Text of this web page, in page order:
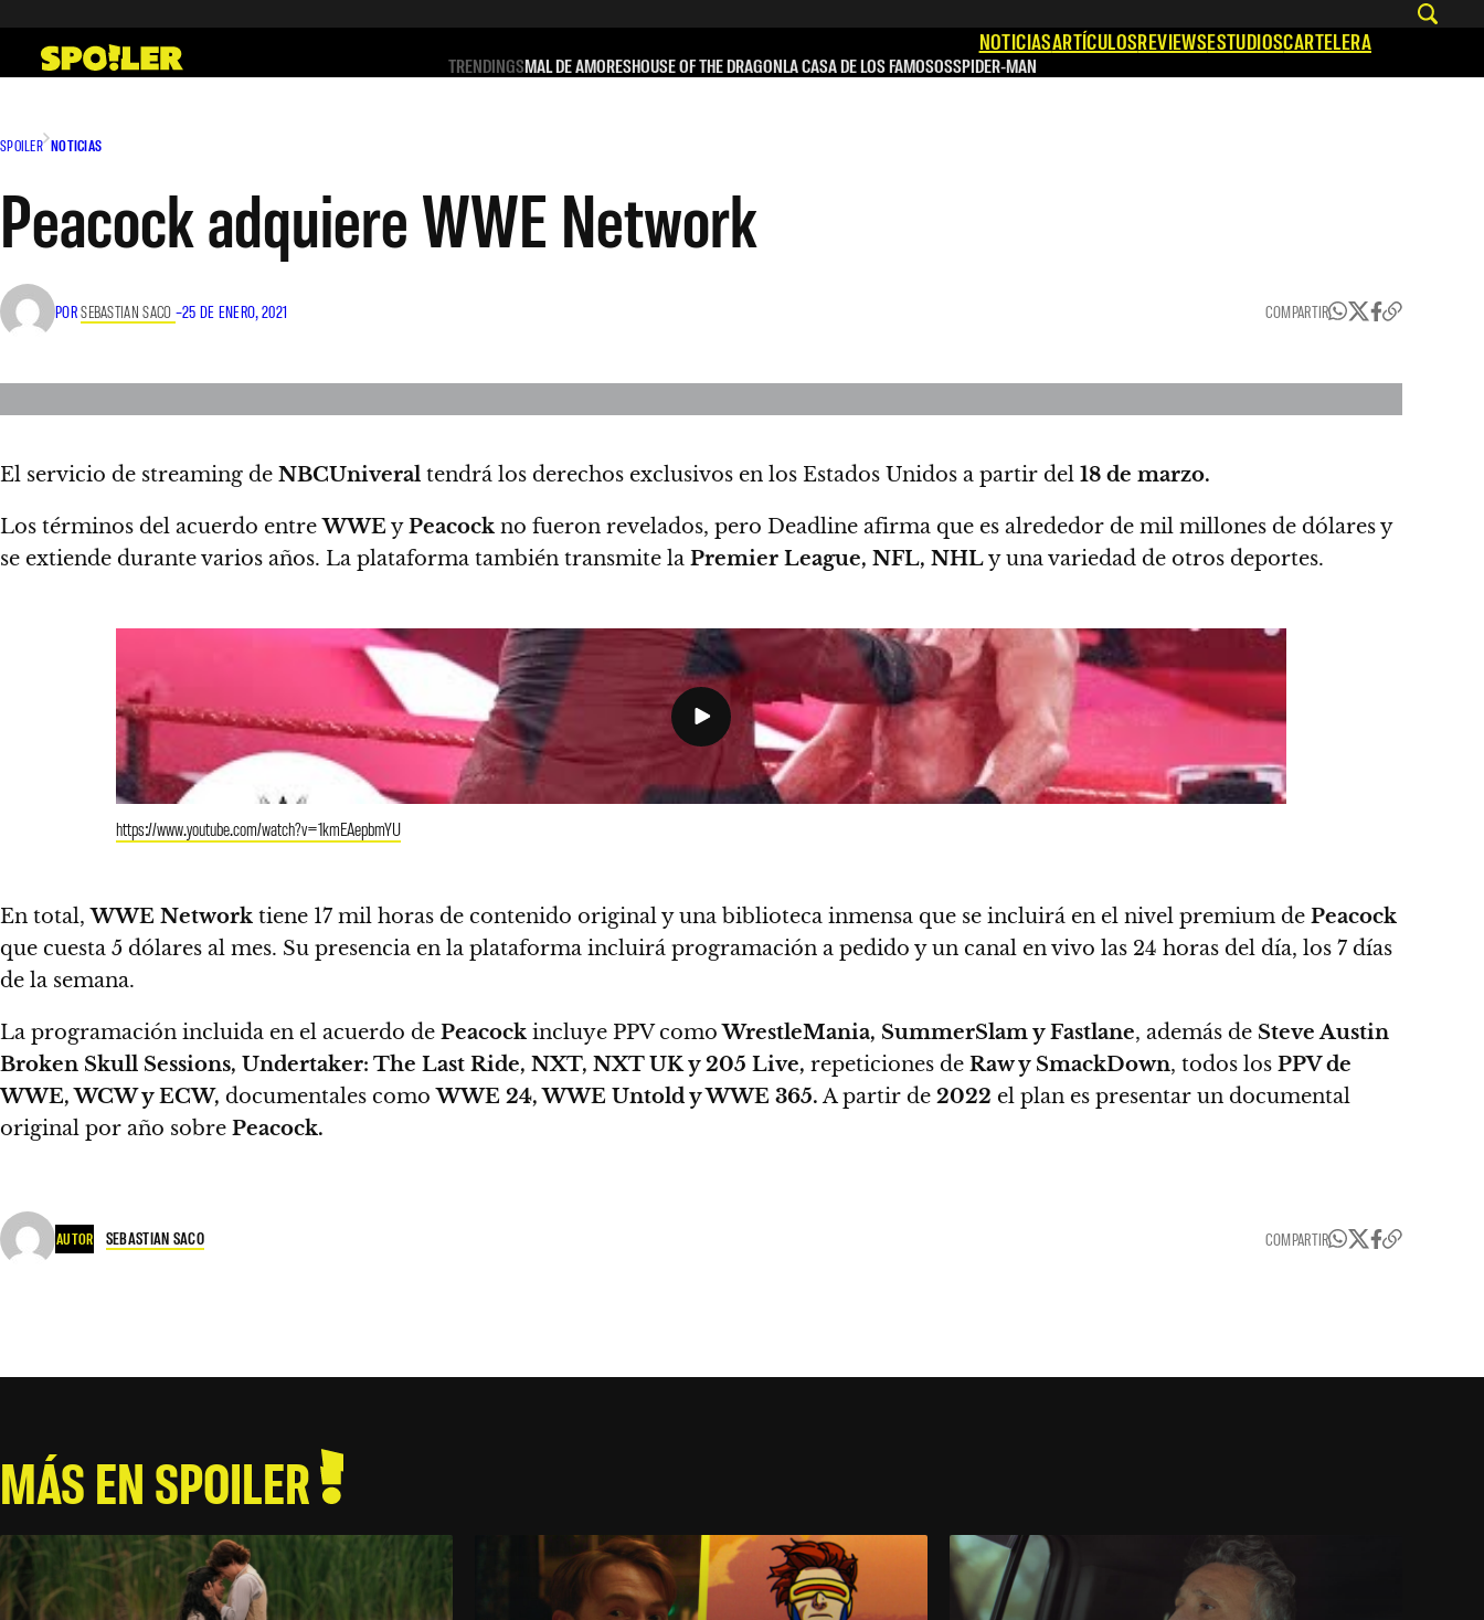
contenido
NOTICIASARTÍCULOSREVIEWSESTUDIOSCARTELERA
TRENDINGSMAL DE AMORESHOUSE OF THE DRAGONLA CASA DE LOS FAMOSOSSPIDER-MAN
SPOILER NOTICIAS
Peacock adquiere WWE Network
PORSEBASTIAN SACO –25 DE ENERO, 2021 COMPARTIR
El servicio de streaming de NBCUniveral tendrá los derechos exclusivos en los Estados Unidos a partir del 18 de marzo.
Los términos del acuerdo entreWWE yPeacock no fueron revelados, pero Deadline afirma que es alrededor de mil millones de dólares y
se extiende durante varios años. La plataforma también transmite la Premier League, NFL, NHLy una variedad de otros deportes.
https://www.youtube.com/watch?v=1kmEAepbmYU
En total,WWE Network tiene 17 mil horas de contenido original y una biblioteca inmensa que se incluirá en el nivel premium de Peacock
que cuesta 5 dólares al mes. Su presencia en la plataforma incluirá programación a pedido y un canal en vivo las 24 horas del día, los 7 días
de la semana.
La programación incluida en el acuerdo de Peacock incluye PPV comoWrestleMania, SummerSlam y Fastlane, además de Steve Austin
Broken Skull Sessions, Undertaker: The Last Ride, NXT, NXT UK y 205 Live, repeticiones de Raw y SmackDown, todos los PPV de
WWE, WCW y ECW, documentales comoWWE 24, WWE Untold y WWE 365. A partir de 2022 el plan es presentar un documental
original por año sobre Peacock.
AUTOR SEBASTIAN SACO COMPARTIR
MÁS EN SPOILER